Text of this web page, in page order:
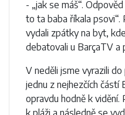
- „jak se máš“.
to ta baba říkala psovi“.
vydali zpátky na byt,
debatovali u BarçaTV a
V neděli jsme vyrazili
jednu z nejhezčích částí
opravdu hodně k
k pláži a následně se